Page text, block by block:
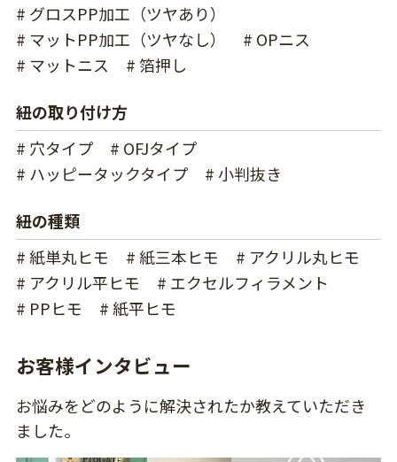
# グロスPP加工（ツヤあり）
# マットPP加工（ツヤなし）
# OPニス
# マットニス
# 箔押し
紐の取り付け方
# 穴タイプ
# OFJタイプ
# ハッピータックタイプ
# 小判抜き
紐の種類
# 紙単丸ヒモ
# 紙三本ヒモ
# アクリル丸ヒモ
# アクリル平ヒモ
# エクセルフィラメント
# PPヒモ
# 紙平ヒモ
お客様インタビュー
お悩みをどのように解決されたか教えていただき
ました。